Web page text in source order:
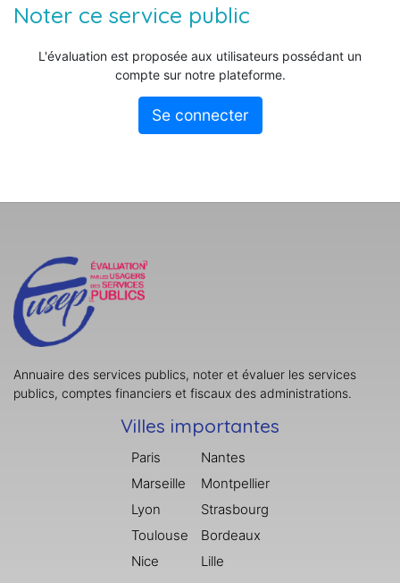
Noter ce service public
L'évaluation est proposée aux utilisateurs possédant un
compte sur notre plateforme.
Se connecter
Annuaire des services publics, noter et évaluer les services
publics, comptes financiers et fiscaux des administrations.
Villes importantes
Paris
Marseille
Lyon
Toulouse
Nice
Nantes
Montpellier
Strasbourg
Bordeaux
Lille